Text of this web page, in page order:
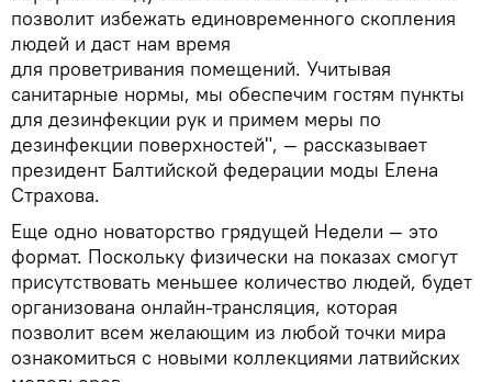
позволит избежать единовременного скопления
людей и даст нам время
для проветривания помещений. Учитывая
санитарные нормы, мы обеспечим гостям пункты
для дезинфекции рук и примем меры по
дезинфекции поверхностей", — рассказывает
президент Балтийской федерации моды Елена
Страхова.
Еще одно новаторство грядущей Недели — это
формат. Поскольку физически на показах смогут
присутствовать меньшее количество людей, будет
организована онлайн-трансляция, которая
позволит всем желающим из любой точки мира
ознакомиться с новыми коллекциями латвийских